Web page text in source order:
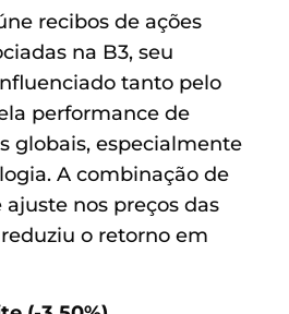
recibos de ações
na B3, seu
tanto pelo
performance de
globais, especialmente
A combinação de
nos preços das
o retorno em